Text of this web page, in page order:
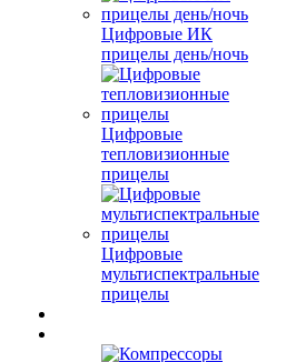
Цифровые ИК
прицелы день/ночь
Цифровые
тепловизионные
прицелы
Цифровые
мультиспектральные
прицелы